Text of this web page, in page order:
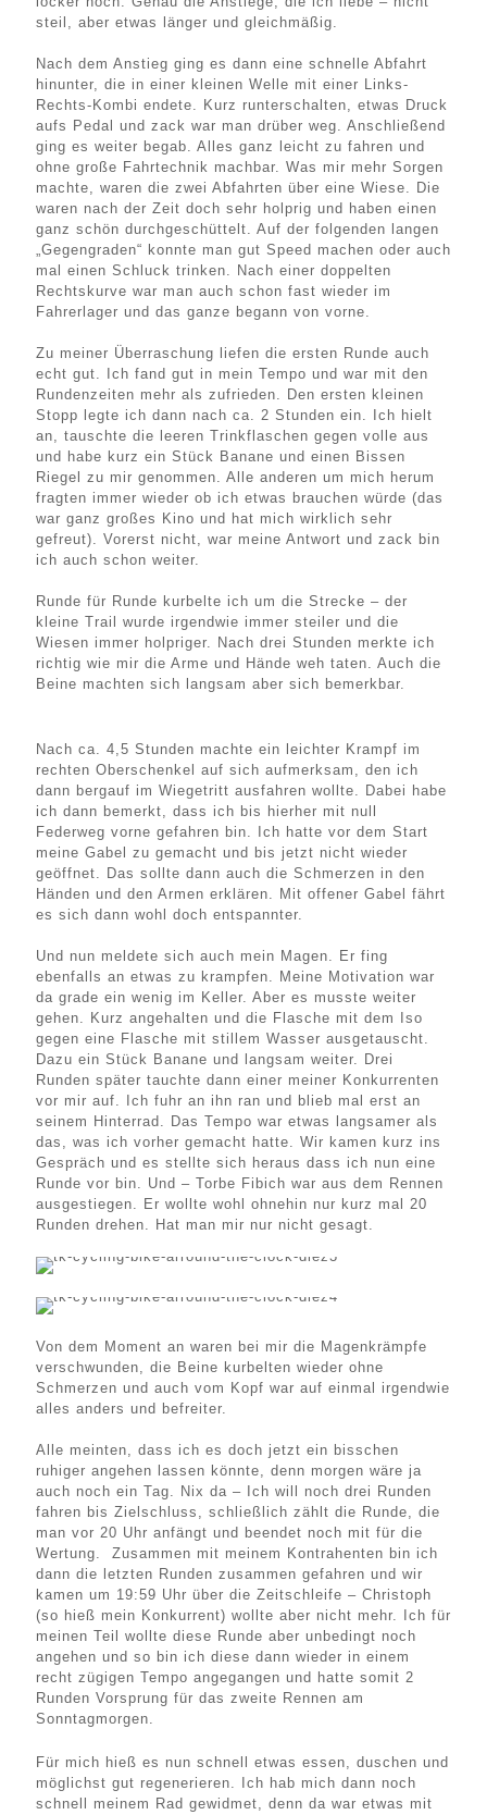
steil, aber etwas länger und gleichmäßig.
Nach dem Anstieg ging es dann eine schnelle Abfahrt
hinunter, die in einer kleinen Welle mit einer Links-
Rechts-Kombi endete. Kurz runterschalten, etwas Druck
aufs Pedal und zack war man drüber weg. Anschließend
ging es weiter begab. Alles ganz leicht zu fahren und
ohne große Fahrtechnik machbar. Was mir mehr Sorgen
machte, waren die zwei Abfahrten über eine Wiese. Die
waren nach der Zeit doch sehr holprig und haben einen
ganz schön durchgeschüttelt. Auf der folgenden langen
„Gegengraden“ konnte man gut Speed machen oder auch
mal einen Schluck trinken. Nach einer doppelten
Rechtskurve war man auch schon fast wieder im
Fahrerlager und das ganze begann von vorne.
Zu meiner Überraschung liefen die ersten Runde auch
echt gut. Ich fand gut in mein Tempo und war mit den
Rundenzeiten mehr als zufrieden. Den ersten kleinen
Stopp legte ich dann nach ca. 2 Stunden ein. Ich hielt
an, tauschte die leeren Trinkflaschen gegen volle aus
und habe kurz ein Stück Banane und einen Bissen
Riegel zu mir genommen. Alle anderen um mich herum
fragten immer wieder ob ich etwas brauchen würde (das
war ganz großes Kino und hat mich wirklich sehr
gefreut). Vorerst nicht, war meine Antwort und zack bin
ich auch schon weiter.
Runde für Runde kurbelte ich um die Strecke – der
kleine Trail wurde irgendwie immer steiler und die
Wiesen immer holpriger. Nach drei Stunden merkte ich
richtig wie mir die Arme und Hände weh taten. Auch die
Beine machten sich langsam aber sich bemerkbar.
Nach ca. 4,5 Stunden machte ein leichter Krampf im
rechten Oberschenkel auf sich aufmerksam, den ich
dann bergauf im Wiegetritt ausfahren wollte. Dabei habe
ich dann bemerkt, dass ich bis hierher mit null
Federweg vorne gefahren bin. Ich hatte vor dem Start
meine Gabel zu gemacht und bis jetzt nicht wieder
geöffnet. Das sollte dann auch die Schmerzen in den
Händen und den Armen erklären. Mit offener Gabel fährt
es sich dann wohl doch entspannter.
Und nun meldete sich auch mein Magen. Er fing
ebenfalls an etwas zu krampfen. Meine Motivation war
da grade ein wenig im Keller. Aber es musste weiter
gehen. Kurz angehalten und die Flasche mit dem Iso
gegen eine Flasche mit stillem Wasser ausgetauscht.
Dazu ein Stück Banane und langsam weiter. Drei
Runden später tauchte dann einer meiner Konkurrenten
vor mir auf. Ich fuhr an ihn ran und blieb mal erst an
seinem Hinterrad. Das Tempo war etwas langsamer als
das, was ich vorher gemacht hatte. Wir kamen kurz ins
Gespräch und es stellte sich heraus dass ich nun eine
Runde vor bin. Und – Torbe Fibich war aus dem Rennen
ausgestiegen. Er wollte wohl ohnehin nur kurz mal 20
Runden drehen. Hat man mir nur nicht gesagt.
Von dem Moment an waren bei mir die Magenkrämpfe
verschwunden, die Beine kurbelten wieder ohne
Schmerzen und auch vom Kopf war auf einmal irgendwie
alles anders und befreiter.
Alle meinten, dass ich es doch jetzt ein bisschen
ruhiger angehen lassen könnte, denn morgen wäre ja
auch noch ein Tag. Nix da – Ich will noch drei Runden
fahren bis Zielschluss, schließlich zählt die Runde, die
man vor 20 Uhr anfängt und beendet noch mit für die
Wertung. Zusammen mit meinem Kontrahenten bin ich
dann die letzten Runden zusammen gefahren und wir
kamen um 19:59 Uhr über die Zeitschleife – Christoph
(so hieß mein Konkurrent) wollte aber nicht mehr. Ich für
meinen Teil wollte diese Runde aber unbedingt noch
angehen und so bin ich diese dann wieder in einem
recht zügigen Tempo angegangen und hatte somit 2
Runden Vorsprung für das zweite Rennen am
Sonntagmorgen.
Für mich hieß es nun schnell etwas essen, duschen und
möglichst gut regenerieren. Ich hab mich dann noch
schnell meinem Rad gewidmet, denn da war etwas mit